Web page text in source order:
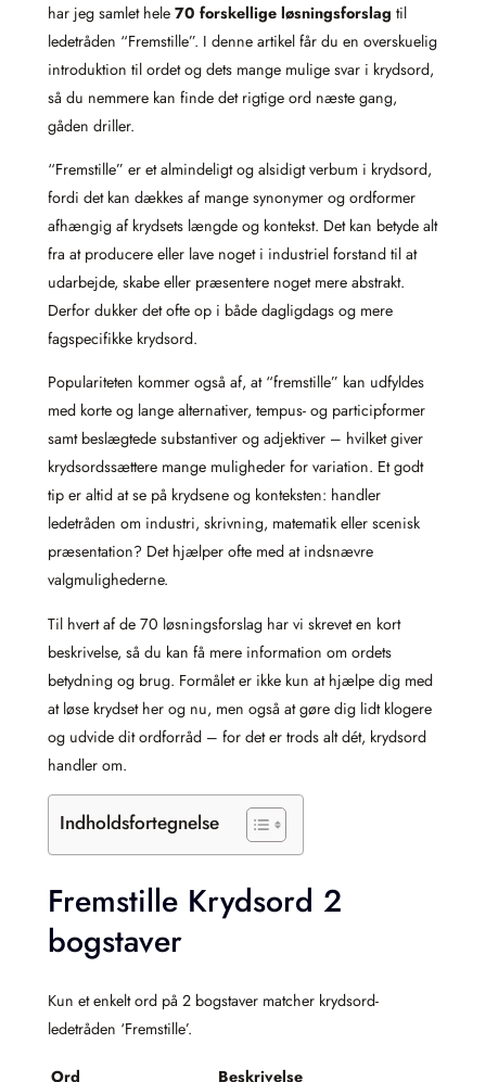
har jeg samlet hele 70 forskellige løsningsforslag til
ledetråden “Fremstille”. I denne artikel får du en overskuelig
introduktion til ordet og dets mange mulige svar i krydsord,
så du nemmere kan finde det rigtige ord næste gang,
gåden driller.
“Fremstille” er et almindeligt og alsidigt verbum i krydsord,
fordi det kan dækkes af mange synonymer og ordformer
afhængig af krydsets længde og kontekst. Det kan betyde alt
fra at producere eller lave noget i industriel forstand til at
udarbejde, skabe eller præsentere noget mere abstrakt.
Derfor dukker det ofte op i både dagligdags og mere
fagspecifikke krydsord.
Populariteten kommer også af, at “fremstille” kan udfyldes
med korte og lange alternativer, tempus- og participformer
samt beslægtede substantiver og adjektiver – hvilket giver
krydsordssættere mange muligheder for variation. Et godt
tip er altid at se på krydsene og konteksten: handler
ledetråden om industri, skrivning, matematik eller scenisk
præsentation? Det hjælper ofte med at indsnævre
valgmulighederne.
Til hvert af de 70 løsningsforslag har vi skrevet en kort
beskrivelse, så du kan få mere information om ordets
betydning og brug. Formålet er ikke kun at hjælpe dig med
at løse krydset her og nu, men også at gøre dig lidt klogere
og udvide dit ordforråd – for det er trods alt dét, krydsord
handler om.
Indholdsfortegnelse
Fremstille Krydsord 2
bogstaver
Kun et enkelt ord på 2 bogstaver matcher krydsord-
ledetråden ‘Fremstille’.
Ord Beskrivelse